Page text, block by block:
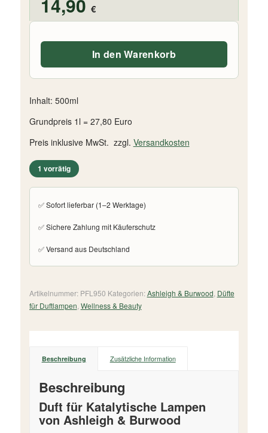
€
Inhalt: 500ml
Grundpreis 1l = 27,80 Euro
Preis inklusive MwSt. zzgl. Versandkosten
1 vorrätig
✅ Sofort lieferbar (1–2 Werktage)
✅ Sichere Zahlung mit Käuferschutz
✅ Versand aus Deutschland
In den Warenkorb
Artikelnummer: PFL950 Kategorien:Ashleigh & Burwood Düfte
für Duftlampen Wellness & Beauty
Beschreibung Zusätzliche Information
Beschreibung
Duft für Katalytische Lampen
von Ashleigh & Burwood